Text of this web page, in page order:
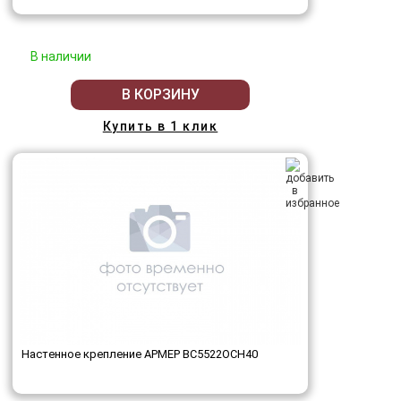
В наличии
В КОРЗИНУ
Купить в 1 клик
Настенное крепление АРМЕР ВС5522ОСН40